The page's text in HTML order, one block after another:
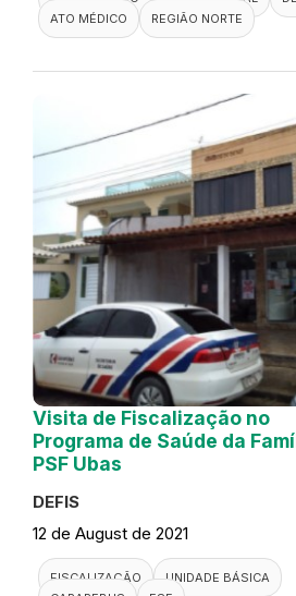
ATO MÉDICO
REGIÃO NORTE
Visita de Fiscalização no
Programa de Saúde da
PSF Ubas
DEFIS
12 de August de 2021
FISCALIZAÇÃO
UNIDADE BÁSICA